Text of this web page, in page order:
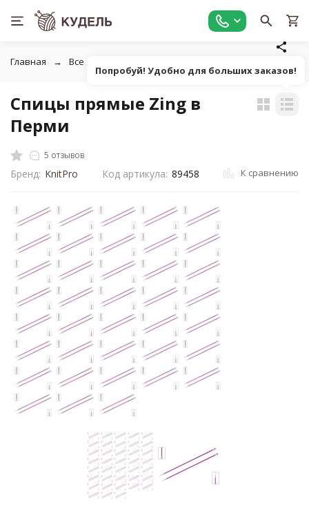
Главная Все для вязания
Спицы прямые Zing в
Перми
5 отзывов
Бренд: KnitPro Код артикула: 89458 К сравнению
Попробуй! Удобно для больших заказов!